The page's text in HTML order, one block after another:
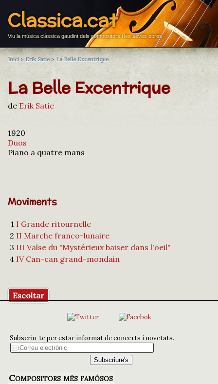
Classica.cat
Viu la música clàssica gaudint dels compositors i les seves obres
Inici > Erik Satie> La Belle Excentrique
La Belle Excentrique
de Erik Satie
1920
Duos
Piano a quatre mans
Moviments
1 I Grande ritournelle
2 II Marche franco-lunaire
3 III Valse du "Mystérieux baiser dans l'oeil"
4 IV Can-can grand-mondain
Escoltar
Subscriu-te per estar informat de concerts i novetats.
Compositors més famósos